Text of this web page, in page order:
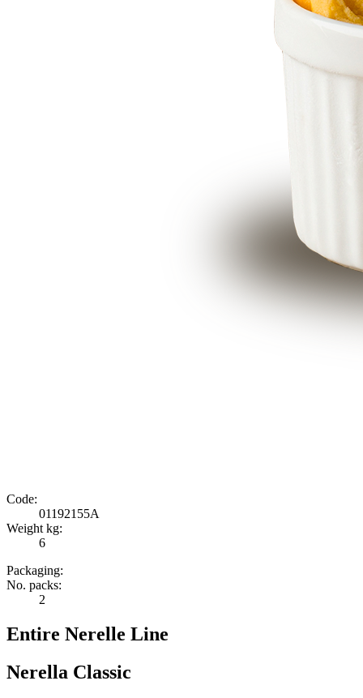
Code:
01192155A
Weight kg:
6
Packaging:
No. packs:
2
Entire Nerelle Line
Nerella Classic